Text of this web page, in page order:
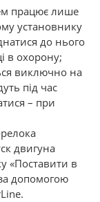
працює лише
установнику
до нього
в охорону;
виключно на
під час
– при
двигуна
«Поставити в
допомогою